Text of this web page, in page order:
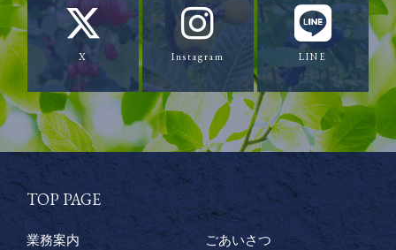
X Instagram LINE
TOP PAGE
業務案内 ごあいさつ